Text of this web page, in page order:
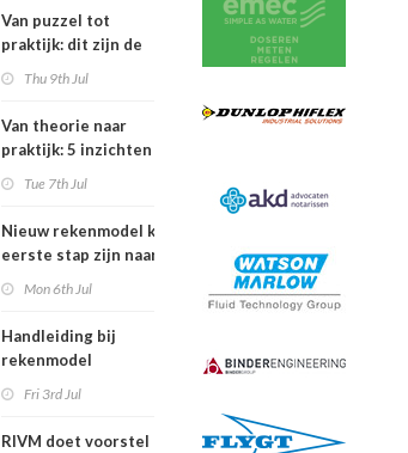
meer grip op grond
Van puzzel tot
praktijk: dit zijn de
IPLO Schakeldagen
Thu 9th Jul
Van theorie naar
praktijk: 5 inzichten
Tue 7th Jul
Nieuw rekenmodel kan
eerste stap zijn naar meer
gewasbeschermingsmiddelen
en woonafstand
Mon 6th Jul
Handleiding bij
rekenmodel
Fri 3rd Jul
RIVM doet voorstel